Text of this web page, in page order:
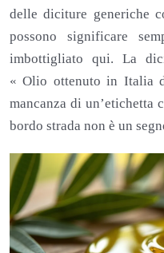
delle diciture generiche
possono significare
imbottigliato qui. La
« Olio ottenuto in Italia
mancanza di un’etichetta
bordo strada non è un